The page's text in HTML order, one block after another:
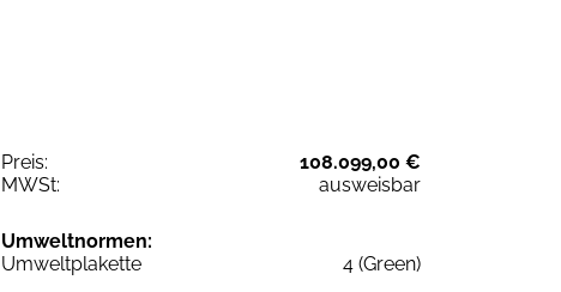
Preis:
108.099,00 €
MWSt:
ausweisbar
Umweltnormen:
Umweltplakette
4 (Green)